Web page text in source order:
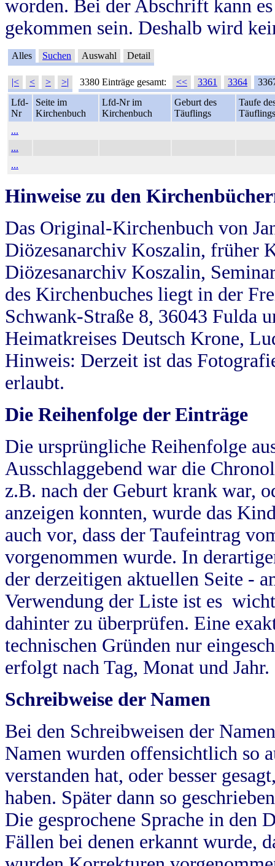
worden. Bei der Abschrift kann
gekommen sein. Deshalb wird
Alles Suchen Auswahl Detail
|< < > >| 3380 Einträge gesamt: << 3361 3364
Lfd-
Nr
Seite im
Kirchenbuch
Lfd-Nr im
Kirchenbuch
Geburt des
Täuflings
Taufe
Täuflings
...
...
...
Hinweise zu den
Das Original-Kirchenbuch von
Diözesanarchiv Koszalin, früher
Diözesanarchiv Koszalin,
des Kirchenbuches liegt in der
Schwank-Straße 8, 36043 Fulda
Heimatkreises Deutsch Krone,
Hinweis: Derzeit ist das
erlaubt.
Die Reihenfolge der Einträge
Die ursprüngliche Reihenfolge
Ausschlaggebend war die
z.B. nach der Geburt krank war,
anzeigen konnten, wurde das
auch vor, dass der Taufeintrag
vorgenommen wurde. In
der derzeitigen aktuellen Seite -
Verwendung der Liste ist es
dahinter zu überprüfen. Eine
technischen Gründen nur
erfolgt nach Tag, Monat und Jahr.
Schreibweise der Namen
Bei den Schreibweisen der
Namen wurden offensichtlich so
verstanden hat, oder besser
haben. Später dann so
Die gesprochene Sprache in
Fällen bei denen erkannt wurde,